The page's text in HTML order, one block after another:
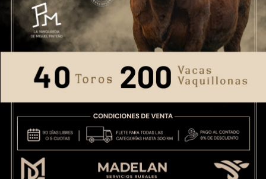
Martes, 21 de Octubre de 2025 . 21:19 Hs.
A la Sra. Jueza. Marisa Muñoz Saggese